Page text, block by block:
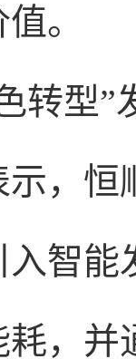
。
转型
，
智能
，并